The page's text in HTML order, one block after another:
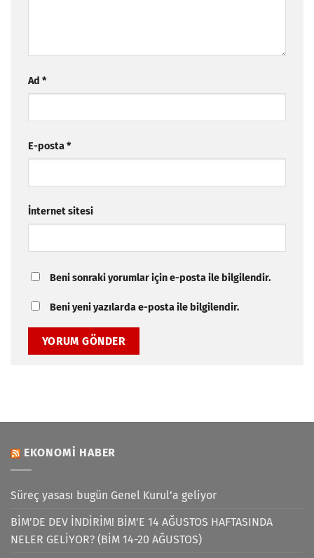
Ad *
E-posta*
İnternet sitesi
Beni sonraki yorumlar için e-posta ile bilgilendir.
Beni yeni yazılarda e-posta ile bilgilendir.
EKONOMI HABER
Süreç yasası bugün Genel Kurul’a geliyor
BİM’DE DEV İNDİRİM! BİM'E 14 AĞUSTOS HAFTASINDA
NELER GELİYOR? (BİM 14-20 AĞUSTOS)